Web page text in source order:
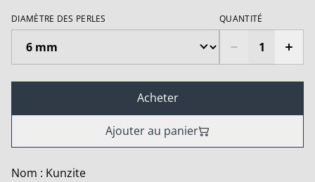
DIAMÈTRE DES PERLES QUANTITÉ
Acheter
Ajouter au panier
Nom : Kunzite